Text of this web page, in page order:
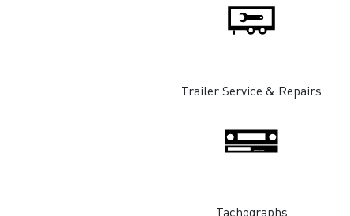
Trailer Service & Repairs
Tachographs